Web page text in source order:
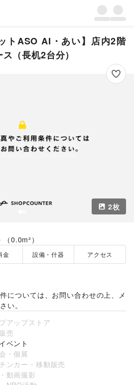
トASO AI・あい】店内2階
（長机2台分）
2枚
（0.0m²）
金 設備・什器 アクセス
については、お問い合わせの上、メ
い。
アップストア
売
ベント
・個展
ンカー・移動販売
動画撮影